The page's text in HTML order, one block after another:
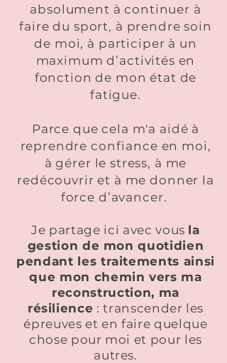
absolument à continuer à
faire du sport, à prendre soin
de moi, à participer à un
maximum d’activités en
fonction de mon état de
fatigue.
Parce que cela m'a aidé à
reprendre confiance en moi,
à gérer le stress, à me
redécouvrir et à me donner la
force d’avancer.
Je partage ici avec vous la
gestion de mon quotidien
pendant les traitements ainsi
que mon chemin vers ma
reconstruction, ma
résilience : transcender les
épreuves et en faire quelque
chose pour moi et pour les
autres.